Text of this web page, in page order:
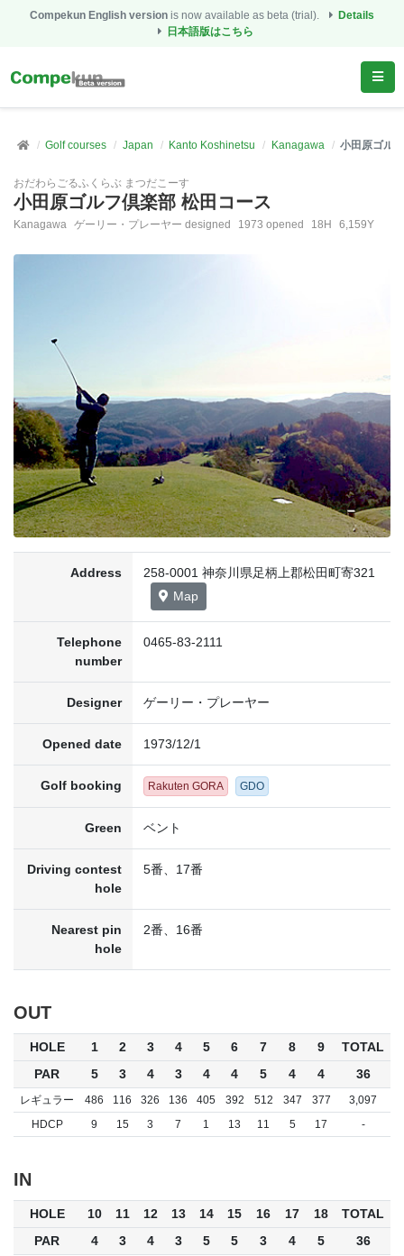
Compekun English version is now available as beta (trial).
Details
日本語版はこちら
Golf courses Japan Kanto Koshinetsu Kanagawa 小田原ゴル
おだわらごるふくらぶ まつだこーす
小田原ゴルフ倶楽部 松田コース
Kanagawa ゲーリー・プレーヤー designed 1973 opened 18H 6,159Y
Address
258-0001 神奈川県足柄上郡松田町寄321
Map
Telephone
number
0465-83-2111
Designer ゲーリー・プレーヤー
Opened date 1973/12/1
Golf booking Rakuten GORA GDO
Green ベント
Driving contest
hole
5番、17番
Nearest pin
hole
2番、16番
OUT
HOLE 1 2 3 4 5 6 7 8 9
TOTAL
PAR
5 3 4 3 4 4 5 4 4 36
レギュラー 486 116 326 136 405 392 512 347 377
3,097
HDCP
9 15 3 7 1 13 11 5 17 -
IN
HOLE 10 11 12 13 14 15 16 17 18
TOTAL
PAR
4 3 4 3 5 5 3 4 5 36